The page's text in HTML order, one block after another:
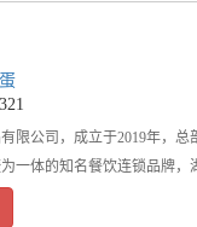
限公司，成立于2019年，
一体的知名餐饮连锁品牌，